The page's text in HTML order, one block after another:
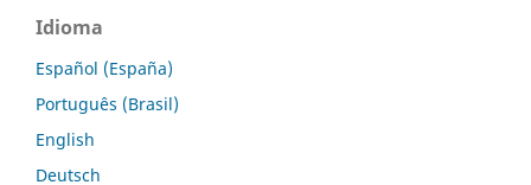
Idioma
Español (España)
Português (Brasil)
English
Deutsch